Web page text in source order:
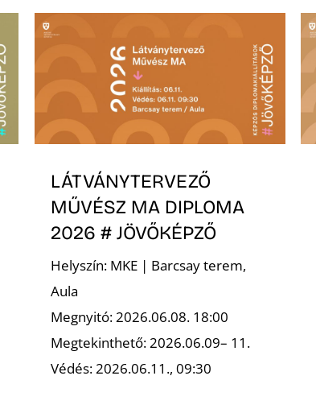
LÁTVÁNYTERVEZŐ
MŰVÉSZ MA DIPLOMA
2026 # JÖVŐKÉPZŐ
Helyszín: MKE | Barcsay terem,
Aula
Megnyitó: 2026.06.08. 18:00
Megtekinthető: 2026.06.09– 11.
Védés: 2026.06.11., 09:30